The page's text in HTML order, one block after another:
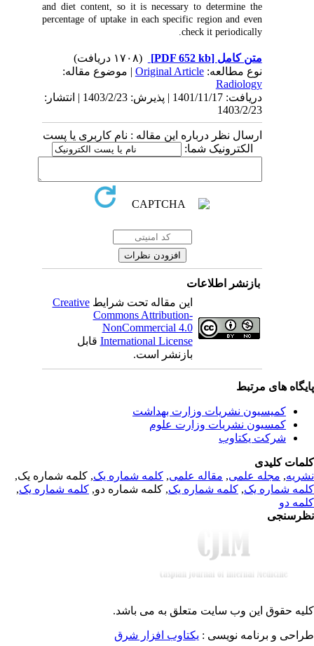
and diet content, so it is necessary to determine the
percentage of uptake in each specific region and even
check it periodically.
متن کامل[PDF 652 kb]
نوع مطالعه:Original Article| موضوع مقاله:
Radiology
دریافت: 1401/11/17 | پذیرش: 1403/2/23 | انتشار:
1403/2/23
ارسال نظر درباره این مقاله : نام کاربری یا پست
الکترونیک شما:
بازنشر اطلاعات
این مقاله تحت شرایطCreative
Commons Attribution-
NonCommercial 4.0
International Licenseقابل
بازنشر است.
های مرتبط
کمیسیون نشریات وزارت بهداشت
کمسیون نشریات وزارت علوم
شرکت یکتاوب
کلیدی
,مجله علمی, مقاله علمی, کلمه شماره یک, کلمه شماره یک,
شماره یک,کلمه شماره یک, کلمه شماره دو,کلمه شماره یک,
دو
حقوق این وب سایت متعلق بهمی باشد.
و برنامه نویسی : یکتاوب افزار شرق